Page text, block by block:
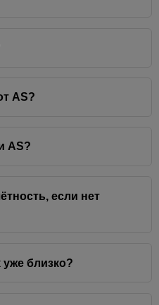
AS?
AS?
если нет
уже близко?